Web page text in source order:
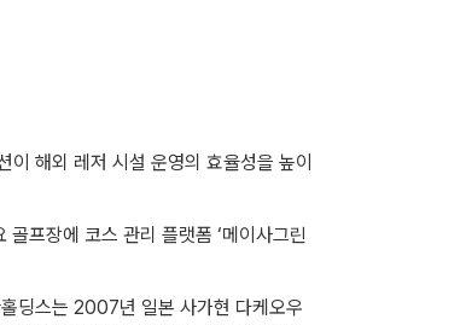
해외 레저 시설 운영의 효율성을 높이
프장에 코스 관리 플랫폼 ‘메이사그린
딩스는 2007년 일본 사가현 다케오우